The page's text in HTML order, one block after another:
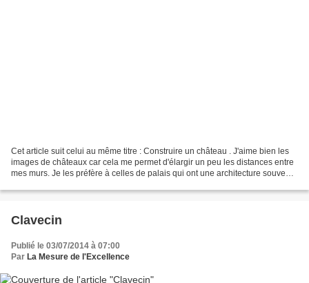
Cet article suit celui au même titre : Construire un château . J'aime bien les
images de châteaux car cela me permet d'élargir un peu les distances entre
mes murs. Je les préfère à celles de palais qui ont une architecture souvent
Clavecin
Publié le 03/07/2014 à 07:00
Par La Mesure de l'Excellence